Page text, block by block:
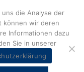
die Analyse der
können wir deren
Informationen dazu
Sie in unserer